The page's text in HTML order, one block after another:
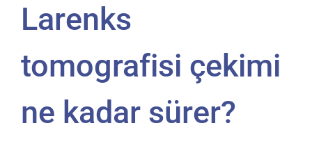
Larenks
tomografisi çekimi
ne kadar sürer?